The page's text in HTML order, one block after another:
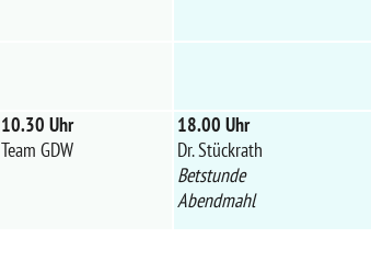
10.30 Uhr
Team GDW
18.00 Uhr
Dr. Stückrath
Betstunde
Abendmahl